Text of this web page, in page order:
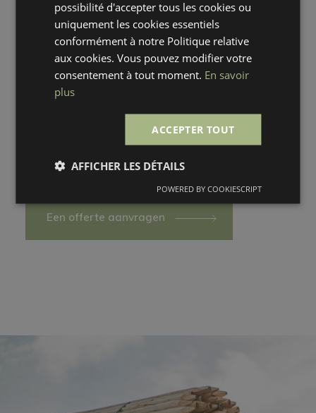
HOUTEN PIKETTEN
Een piket voor elke
toepassing
toepassing. Houtpiketten bieden een
adequate oplossing voor elk van uw vragen.
Een offerte aanvragen
possibilité d'accepter tous les cookies ou
uniquement les cookies essentiels
conformément à notre Politique relative
aux cookies. Vous pouvez modifier votre
consentement à tout moment. En savoir
plus
ACCEPTER TOUT
AFFICHER LES DÉTAILS
POWERED BY COOKIESCRIPT